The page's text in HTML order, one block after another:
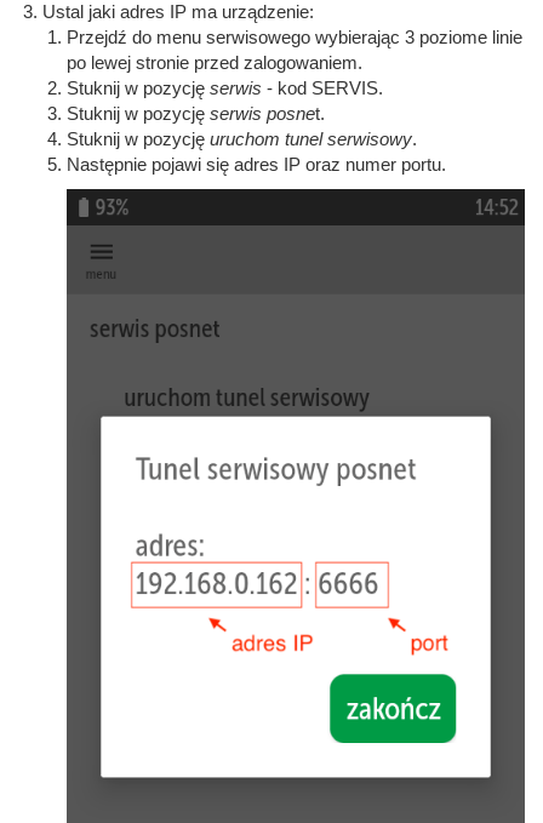
Ustal jaki adres IP ma urządzenie:
Przejdź do menu serwisowego wybierając 3 poziome linie
po lewej stronie przed zalogowaniem.
Stuknij w pozycję serwis - kod SERVIS.
Stuknij w pozycję serwis posnet.
Stuknij w pozycję uruchom tunel serwisowy.
Następnie pojawi się adres IP oraz numer portu.